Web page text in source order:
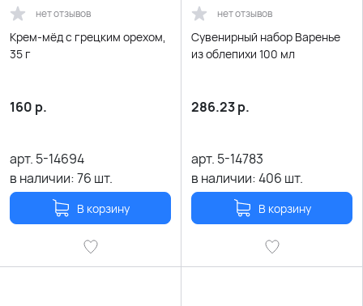
нет отзывов
Крем-мёд с грецким орехом,
35 г
160 р.
арт. 5-14694
в наличии:76 шт.
В корзину
нет отзывов
Сувенирный набор Варенье
из облепихи 100 мл
286.23р.
арт. 5-14783
в наличии:406 шт.
В корзину